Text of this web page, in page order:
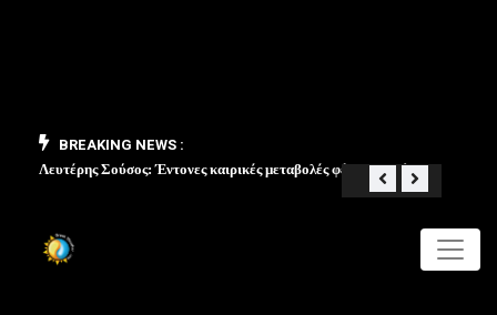
BREAKING NEWS :
Λευτέρης Σούσος: Έντονες καιρικές μεταβολές φέρνει ο Μάιος